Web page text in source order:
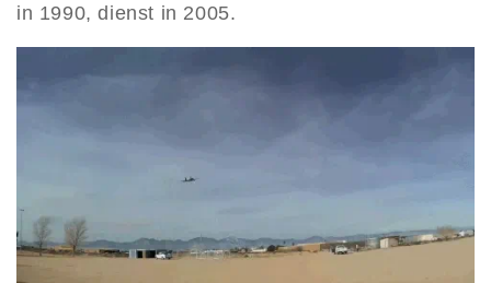
in 1990, dienst in 2005.